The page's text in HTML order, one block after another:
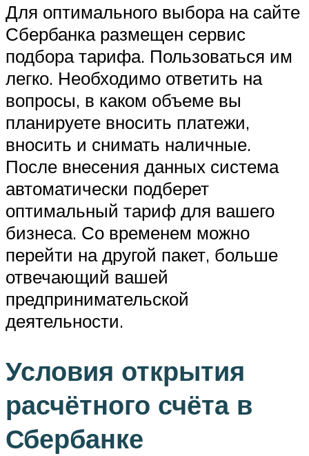
Для оптимального выбора на сайте
Сбербанка размещен сервис
подбора тарифа. Пользоваться им
легко. Необходимо ответить на
вопросы, в каком объеме вы
планируете вносить платежи,
вносить и снимать наличные.
После внесения данных система
автоматически подберет
оптимальный тариф для вашего
бизнеса. Со временем можно
перейти на другой пакет, больше
отвечающий вашей
предпринимательской
деятельности.
Условия открытия
расчётного счёта в
Сбербанке